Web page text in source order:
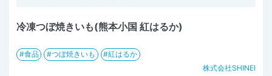
冷凍つぼ焼きいも(熊本小国 紅はるか)
食品 つぼ焼きいも
紅はるか
株式会社SHINEI